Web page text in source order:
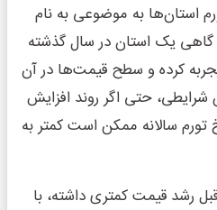
استان‌ها به موضوعی به نام
گاهی یک استان در سال گذشته
کرده و سطح قیمت‌ها در آن
شرایطی، حتی اگر روند افزایش
تورم سالانه ممکن است کمتر به
رشد قیمت کمتری داشته، با